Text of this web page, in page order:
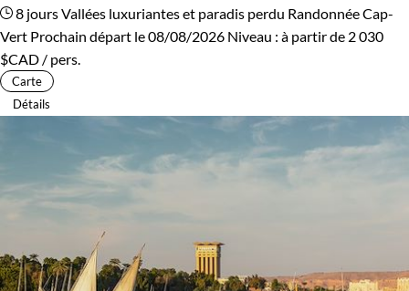
8 joursVallées luxuriantes et paradis perdu Randonnée Cap-
Vert Prochain départ le 08/08/2026 Niveau : à partir de 2 030
$CAD / pers.
Carte
Détails